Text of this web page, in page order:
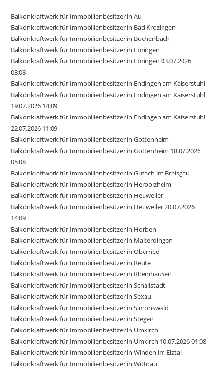
Balkonkraftwerk für Immobilienbesitzer in Au
Balkonkraftwerk für Immobilienbesitzer in Bad Krozingen
Balkonkraftwerk für Immobilienbesitzer in Buchenbach
Balkonkraftwerk für Immobilienbesitzer in Ebringen
Balkonkraftwerk für Immobilienbesitzer in Ebringen 03.07.2026
03:08
Balkonkraftwerk für Immobilienbesitzer in Endingen am Kaiserstuhl
Balkonkraftwerk für Immobilienbesitzer in Endingen am Kaiserstuhl
19.07.2026 14:09
Balkonkraftwerk für Immobilienbesitzer in Endingen am Kaiserstuhl
22.07.2026 11:09
Balkonkraftwerk für Immobilienbesitzer in Gottenheim
Balkonkraftwerk für Immobilienbesitzer in Gottenheim 18.07.2026
05:08
Balkonkraftwerk für Immobilienbesitzer in Gutach im Breisgau
Balkonkraftwerk für Immobilienbesitzer in Herbolzheim
Balkonkraftwerk für Immobilienbesitzer in Heuweiler
Balkonkraftwerk für Immobilienbesitzer in Heuweiler 20.07.2026
14:09
Balkonkraftwerk für Immobilienbesitzer in Horben
Balkonkraftwerk für Immobilienbesitzer in Malterdingen
Balkonkraftwerk für Immobilienbesitzer in Oberried
Balkonkraftwerk für Immobilienbesitzer in Reute
Balkonkraftwerk für Immobilienbesitzer in Rheinhausen
Balkonkraftwerk für Immobilienbesitzer in Schallstadt
Balkonkraftwerk für Immobilienbesitzer in Sexau
Balkonkraftwerk für Immobilienbesitzer in Simonswald
Balkonkraftwerk für Immobilienbesitzer in Stegen
Balkonkraftwerk für Immobilienbesitzer in Umkirch
Balkonkraftwerk für Immobilienbesitzer in Umkirch 10.07.2026 01:08
Balkonkraftwerk für Immobilienbesitzer in Winden im Elztal
Balkonkraftwerk für Immobilienbesitzer in Wittnau